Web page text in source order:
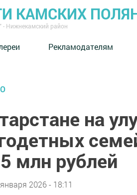
КАМСКИХ
- Нижнекамский район
Рекламодателям
на
млн рублей
2026 - 18:11